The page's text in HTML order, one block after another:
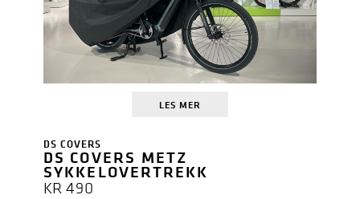
LES MER
DS COVERS
DS COVERS METZ
SYKKELOVERTREKK
KR490